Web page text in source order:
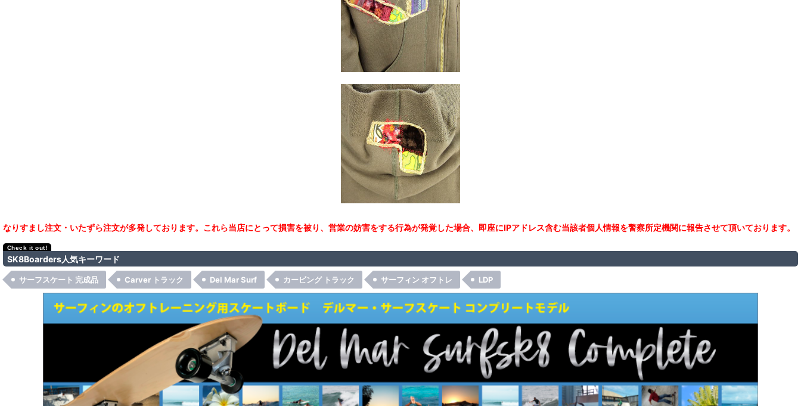
なりすまし注文・いたずら注文が多発しております。これら当店にとって損害を被り、営業の妨害をする行為が発覚した場合、即座にIPアドレス含む当該者個人情報を警察所定機関に報告させて頂いております。
SK8Boarders人気キーワード
サーフスケート 完成品 Carver トラック Del Mar Surf カービング トラック サーフィン オフトレ LDP